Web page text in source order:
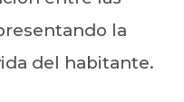
la
del habitante.